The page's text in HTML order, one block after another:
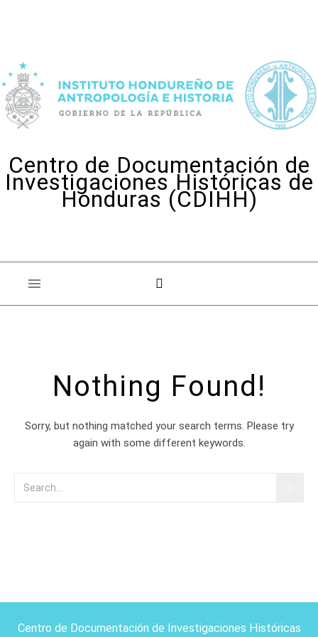
Centro de Documentación de
Investigaciones Históricas de
Honduras (CDIHH)
Nothing Found!
Sorry, but nothing matched your search terms. Please try
again with some different keywords.
Centro de Documentación de Investigaciones Históricas